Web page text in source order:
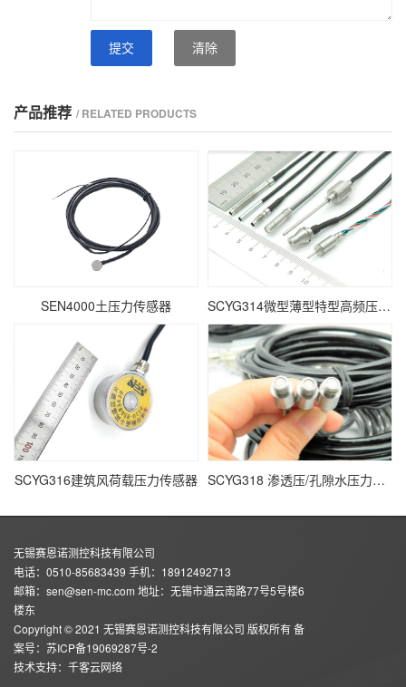
提交 清除
产品推荐 / RELATED PRODUCTS
SEN4000土压力传感器 SCYG314微型薄型特型高频压力传感器
SCYG316建筑风荷载压力传感器 SCYG318 渗透压/孔隙水压力传感器
无锡赛恩诺测控科技有限公司
电话：0510-85683439 手机：18912492713
邮箱：sen@sen-mc.com 地址：无锡市通云南路77号5号楼6
楼东
Copyright © 2021 无锡赛恩诺测控科技有限公司 版权所有 备
案号： 苏ICP备19069287号-2
技术支持： 千客云网络